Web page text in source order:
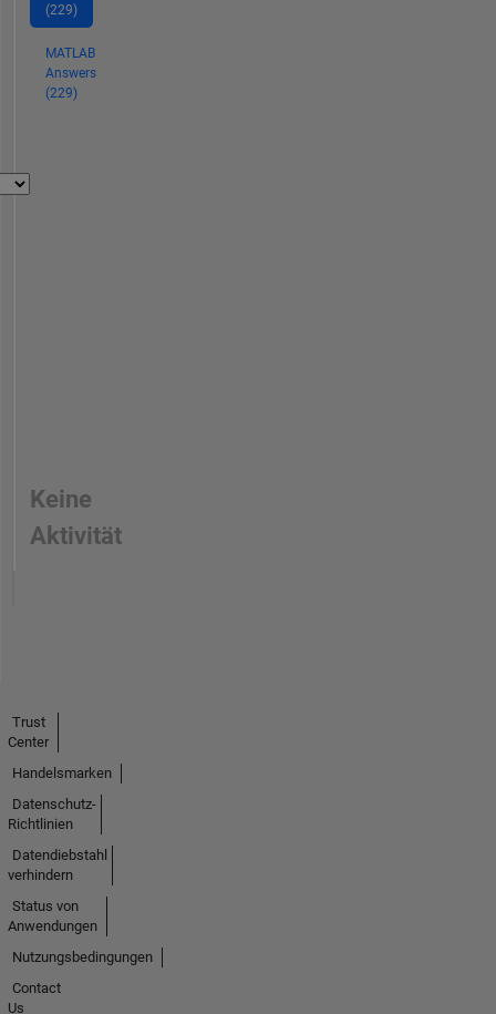
(229)
MATLAB
Answers
(229)
Keine
Aktivität
Trust
Center
Handelsmarken
Datenschutz-
Richtlinien
Datendiebstahl
verhindern
Status von
Anwendungen
Nutzungsbedingungen
Contact
Us